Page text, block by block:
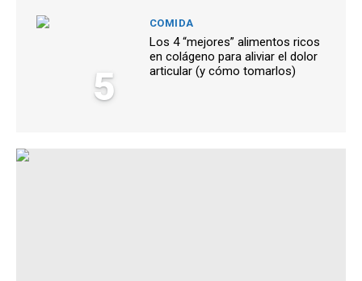
5
COMIDA
Los 4 “mejores” alimentos ricos
en colágeno para aliviar el dolor
articular (y cómo tomarlos)